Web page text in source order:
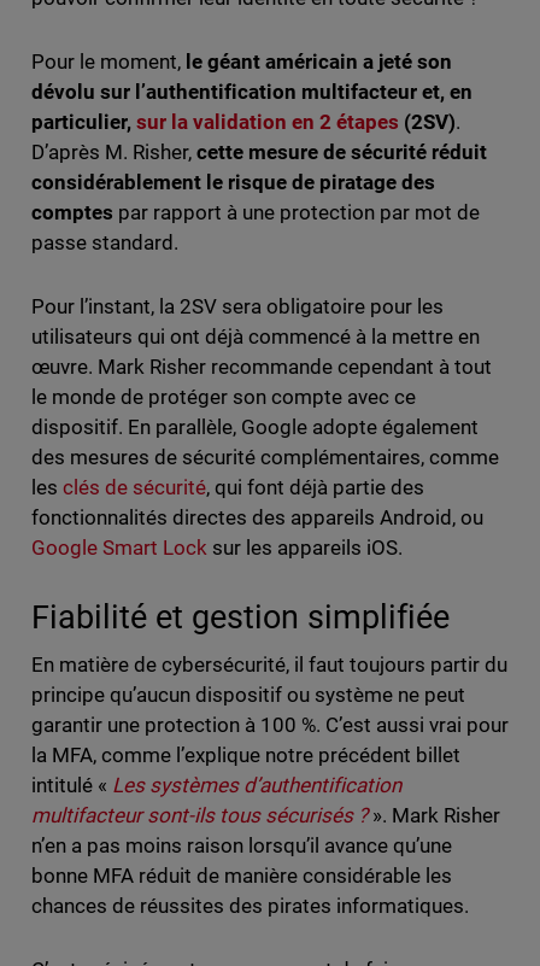
Pour le moment, le géant américain a jeté son
dévolu sur l’authentification multifacteur et, en
particulier, sur la validation en 2 étapes (2SV).
D’après M. Risher, cette mesure de sécurité réduit
considérablement le risque de piratage des
comptes par rapport à une protection par mot de
passe standard.
Pour l’instant, la 2SV sera obligatoire pour les
utilisateurs qui ont déjà commencé à la mettre en
œuvre. Mark Risher recommande cependant à tout
le monde de protéger son compte avec ce
dispositif. En parallèle, Google adopte également
des mesures de sécurité complémentaires, comme
les clés de sécurité, qui font déjà partie des
fonctionnalités directes des appareils Android, ou
Google Smart Locksur les appareils iOS.
Fiabilité et gestion simplifiée
En matière de cybersécurité, il faut toujours partir du
principe qu’aucun dispositif ou système ne peut
garantir une protection à 100 %. C’est aussi vrai pour
la MFA, comme l’explique notre précédent billet
intitulé « Les systèmes d’authentification
multifacteur sont-ils tous sécurisés ?». Mark Risher
n’en a pas moins raison lorsqu’il avance qu’une
bonne MFA réduit de manière considérable les
chances de réussites des pirates informatiques.